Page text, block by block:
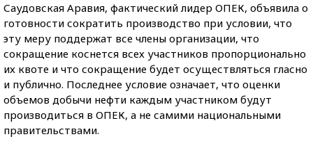
Саудовская Аравия, фактический лидер ОПЕК, объявила о
готовности сократить производство при условии, что
эту меру поддержат все члены организации, что
сокращение коснется всех участников пропорционально
их квоте и что сокращение будет осуществляться гласно
и публично. Последнее условие означает, что оценки
объемов добычи нефти каждым участником будут
производиться в ОПЕК, а не самими национальными
правительствами.